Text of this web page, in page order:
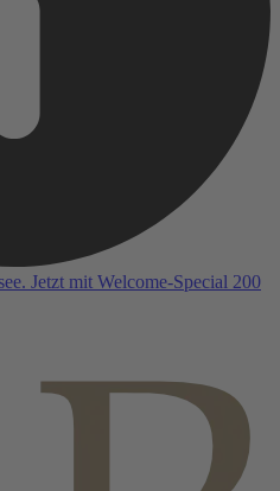
Jetzt mit Welcome-Special 200